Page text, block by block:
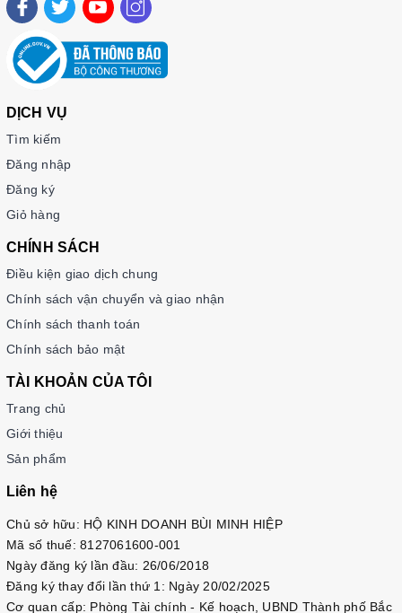
DỊCH VỤ
Tìm kiếm
Đăng nhập
Đăng ký
Giỏ hàng
CHÍNH SÁCH
Điều kiện giao dịch chung
Chính sách vận chuyển và giao nhận
Chính sách thanh toán
Chính sách bảo mật
TÀI KHOẢN CỦA TÔI
Trang chủ
Giới thiệu
Sản phẩm
Liên hệ
Chủ sở hữu: HỘ KINH DOANH BÙI MINH HIỆP
Mã số thuế: 8127061600-001
Ngày đăng ký lần đầu: 26/06/2018
Đăng ký thay đổi lần thứ 1: Ngày 20/02/2025
Cơ quan cấp: Phòng Tài chính - Kế hoạch, UBND Thành phố Bắc